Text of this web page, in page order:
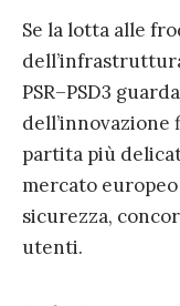
Se la lotta alle
PSR–PSD3
dell’innovazione
partita più
mercato
sicurezza,
utenti.